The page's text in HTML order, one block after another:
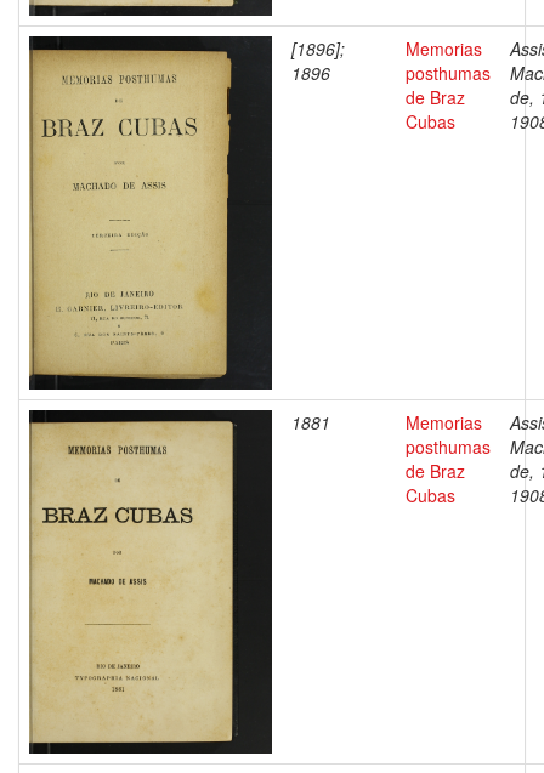
[1896];
1896
Memorias
posthumas
de Braz
Cubas
de,
1881
Memorias
posthumas
de Braz
Cubas
de,